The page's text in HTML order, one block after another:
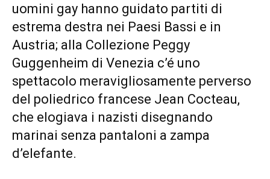
uomini gay hanno guidato partiti di
estrema destra nei Paesi Bassi e in
Austria; alla Collezione Peggy
Guggenheim di Venezia c’é uno
spettacolo meravigliosamente perverso
del poliedrico francese Jean Cocteau,
che elogiava i nazisti disegnando
marinai senza pantaloni a zampa
d’elefante.